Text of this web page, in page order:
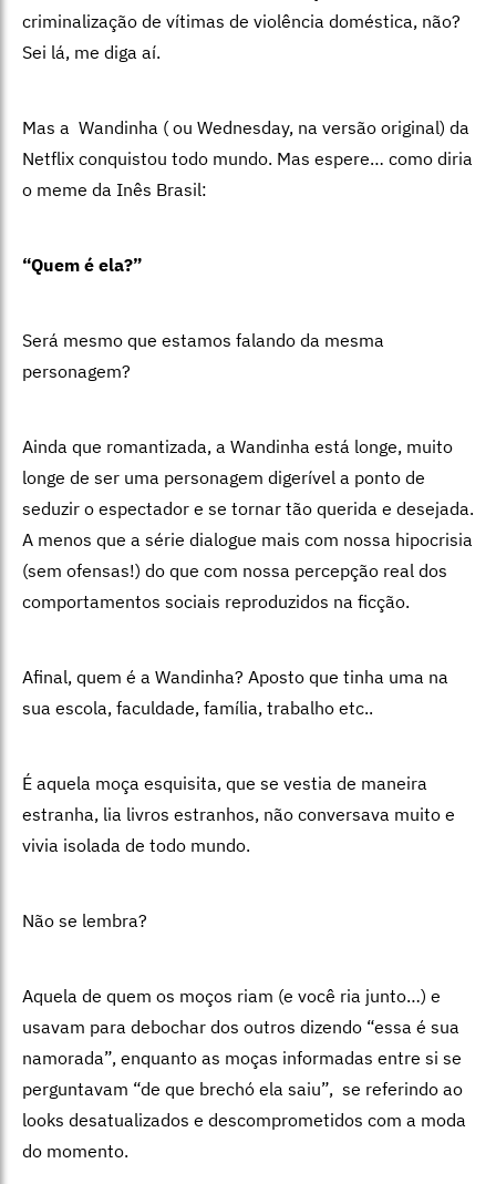
criminalização de vítimas de violência doméstica, não?
Sei lá, me diga aí.
Mas a Wandinha ( ou Wednesday, na versão original) da
Netflix conquistou todo mundo. Mas espere… como diria
o meme da Inês Brasil:
“Quem é ela?”
Será mesmo que estamos falando da mesma
personagem?
Ainda que romantizada, a Wandinha está longe, muito
longe de ser uma personagem digerível a ponto de
seduzir o espectador e se tornar tão querida e desejada.
A menos que a série dialogue mais com nossa hipocrisia
(sem ofensas!) do que com nossa percepção real dos
comportamentos sociais reproduzidos na ficção.
Afinal, quem é a Wandinha? Aposto que tinha uma na
sua escola, faculdade, família, trabalho etc..
É aquela moça esquisita, que se vestia de maneira
estranha, lia livros estranhos, não conversava muito e
vivia isolada de todo mundo.
Não se lembra?
Aquela de quem os moços riam (e você ria junto…) e
usavam para debochar dos outros dizendo “essa é sua
namorada”, enquanto as moças informadas entre si se
perguntavam “de que brechó ela saiu”, se referindo ao
looks desatualizados e descomprometidos com a moda
do momento.